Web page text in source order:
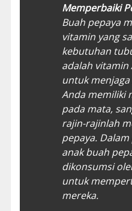
Memperbaiki
Buah pepaya
vitamin yang
kebutuhan
adalah vitamin
untuk menjaga
Anda memiliki
pada mata,
rajin-rajinlah
pepaya.
anak buah
dikonsumsi
untuk
mereka.